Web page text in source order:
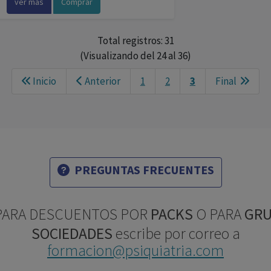
Total registros: 31
(Visualizando del 24 al 36)
Inicio
Anterior 1 2 3 Final Next
PREGUNTAS FRECUENTES
DESCUENTOS POR PACKS O PARA
SOCIEDADES escribe por correo a
formacion@psiquiatria.com